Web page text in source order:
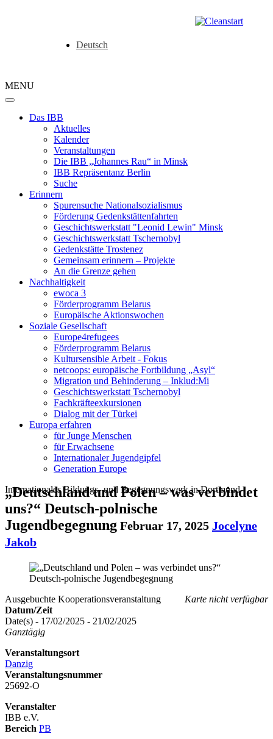
Deutsch
MENU
Das IBB
Aktuelles
Kalender
Veranstaltungen
Die IBB „Johannes Rau“ in Minsk
IBB Repräsentanz Berlin
Suche
Erinnern
Spurensuche Nationalsozialismus
Förderung Gedenkstättenfahrten
Geschichtswerkstatt "Leonid Lewin" Minsk
Geschichtswerkstatt Tschernobyl
Gedenkstätte Trostenez
Gemeinsam erinnern – Projekte
An die Grenze gehen
Nachhaltigkeit
ewoca 3
Förderprogramm Belarus
Europäische Aktionswochen
Soziale Gesellschaft
Europe4refugees
Förderprogramm Belarus
Kultursensible Arbeit - Fokus
netcoops: europäische Fortbildung „Asyl“
Migration und Behinderung – Inklud:Mi
Geschichtswerkstatt Tschernobyl
Fachkräfteexkursionen
Dialog mit der Türkei
Europa erfahren
für Junge Menschen
für Erwachsene
Internationaler Jugendgipfel
Generation Europe
Internationales Bildungs- und Begegnungswerk in Dortmund
„Deutschland und Polen – was verbindet
uns?“ Deutsch-polnische
Jugendbegegnung Februar 17, 2025 Jocelyne
Jakob
Karte nicht verfügbar
Ausgebuchte Kooperationsveranstaltung
Datum/Zeit
Date(s) - 17/02/2025 - 21/02/2025
Ganztägig
Veranstaltungsort
Danzig
Veranstaltungsnummer
25692-O
Veranstalter
IBB e.V.
Bereich PB